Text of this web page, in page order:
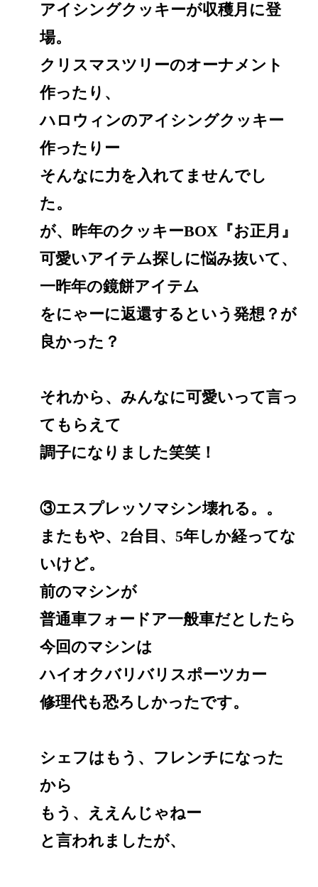
アイシングクッキーが収穫月に登
場。
クリスマスツリーのオーナメント
作ったり、
ハロウィンのアイシングクッキー
作ったりー
そんなに力を入れてませんでし
た。
が、昨年のクッキーBOX『お正月』
可愛いアイテム探しに悩み抜いて、
一昨年の鏡餅アイテム
をにゃーに返還するという発想？が
良かった？
それから、みんなに可愛いって言っ
てもらえて
調子になりました笑笑！
③エスプレッソマシン壊れる。。
またもや、2台目、5年しか経ってな
いけど。
前のマシンが
普通車フォードア一般車だとしたら
今回のマシンは
ハイオクバリバリスポーツカー
修理代も恐ろしかったです。
シェフはもう、フレンチになった
から
もう、ええんじゃねー
と言われましたが、